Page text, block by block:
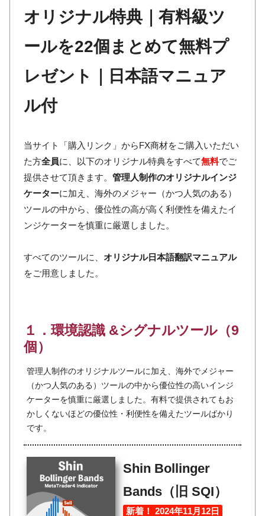
オリジナル特典｜有料級ツ
ールを22個まとめて無料プ
レゼント｜日本語マニュア
ル付
当サイト「購入リンク」からFX商材をご購入いただい
た方全員に、以下のオリジナル特典をすべて無料でご
提供させて頂きます。 管理人制作のオリジナルインジ
ケーターに加え、海外のメジャー（かつ人気のある）
ツールの中から、優位性の高が高く利便性を備えたイ
ンジケーターを慎重に厳選しました。
すべてのツールに、 オリジナル日本語翻訳マニュアル
をご用意しました。
１．環境認識 &シグナルツール（9
個）
管理人制作のオリジナルツールに加え、海外でメジャー
（かつ人気のある）ツールの中から優位性の高いインジ
ケーターを慎重に厳選しました。有料で提供されてもお
かしくないほどの優位性・利便性を備えたツールばかり
です。
Shin Bollinger
Bands（旧 SQI）
新着！ 2024年11月12日